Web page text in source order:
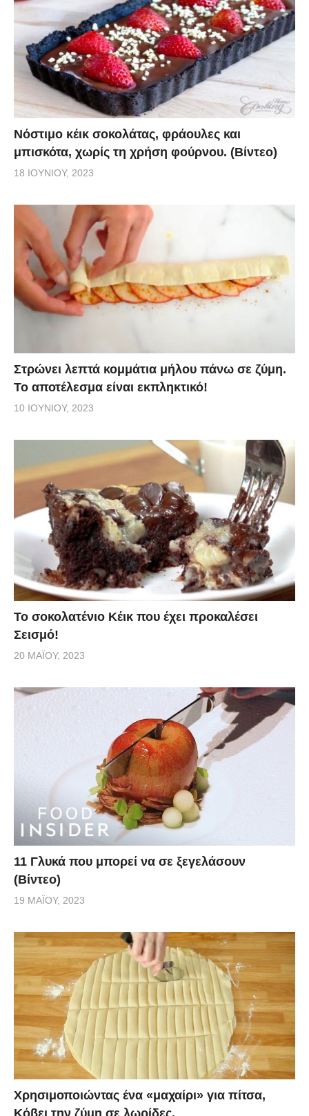
Νόστιμο κέικ σοκολάτας, φράουλες και
μπισκότα, χωρίς τη χρήση φούρνου. (Βίντεο)
18 ΙΟΥΝΊΟΥ, 2023
Στρώνει λεπτά κομμάτια μήλου πάνω σε ζύμη.
Το αποτέλεσμα είναι εκπληκτικό!
10 ΙΟΥΝΊΟΥ, 2023
Το σοκολατένιο Κέικ που έχει προκαλέσει
Σεισμό!
20 ΜΑΪ́ΟΥ, 2023
11 Γλυκά που μπορεί να σε ξεγελάσουν
(Βίντεο)
19 ΜΑΪ́ΟΥ, 2023
Χρησιμοποιώντας ένα «μαχαίρι» για πίτσα,
Κόβει την ζύμη σε λωρίδες.